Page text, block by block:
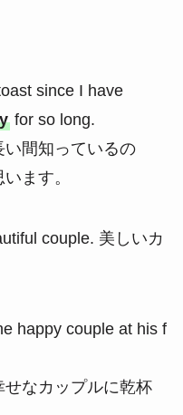
since I have
for so long.
間知っているの
ます。
couple. 美しいカ
happy couple at his f
なカップルに乾杯